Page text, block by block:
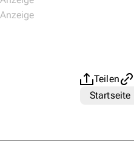
Teilen
Startseite